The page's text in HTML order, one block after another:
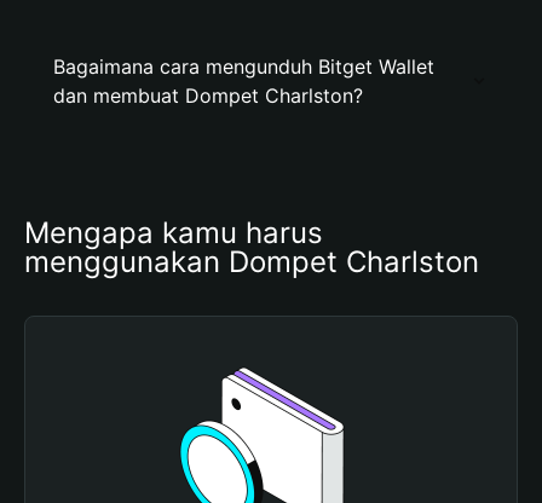
Bagaimana cara mengunduh Bitget Wallet
dan membuat Dompet Charlston?
Mengapa kamu harus
menggunakan Dompet Charlston